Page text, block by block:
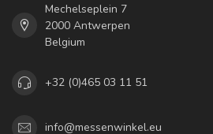
Mechelseplein 7
2000 Antwerpen
Belgium
+32 (0)465 03 11 51
info@messenwinkel.eu